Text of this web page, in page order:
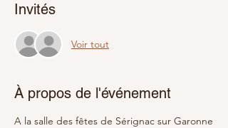
Invités
Voir tout
À propos de l'événement
A la salle des fêtes de Sérignac sur Garonne